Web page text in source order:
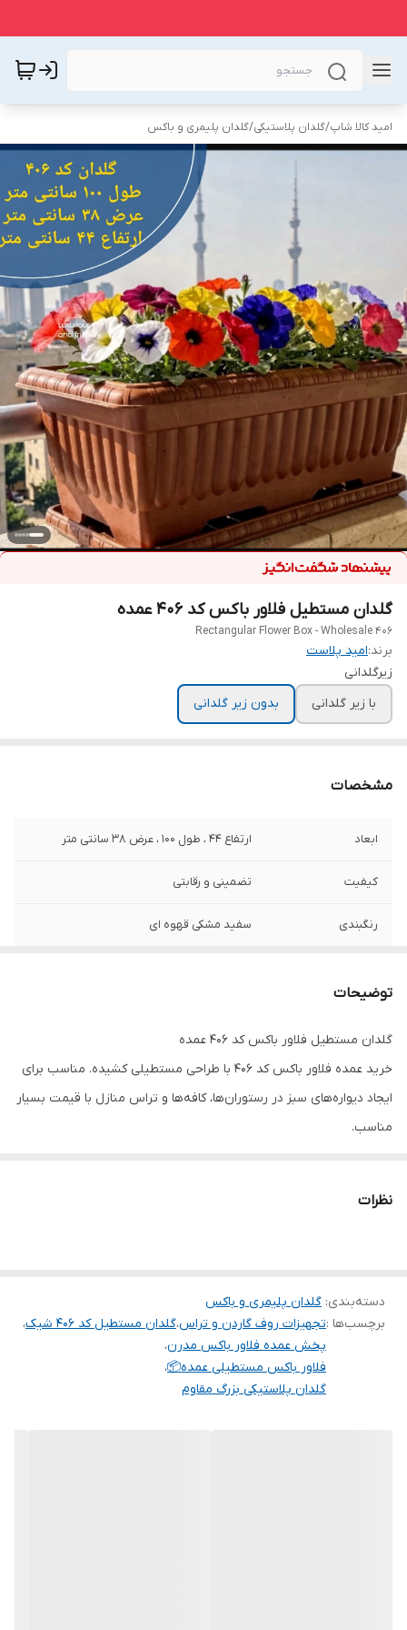
امید کالا شاپ/گلدان پلاستیکی/گلدان پلیمری و باکس
گلدان مستطیل فلاور باکس کد ۴۰۶ عمده
406 Rectangular Flower Box - Wholesale
برند:امید پلاست
زیرگلدانی
با زیر گلدانی
بدون زیر گلدانی
مشخصات
ابعاد ارتفاع ۴۴ ، طول ۱۰۰ ، عرض ۳۸ سانتی متر
کیفیت تضمینی و رقابتی
رنگبندی سفید مشکی قهوه ای
توضیحات
گلدان مستطیل فلاور باکس کد ۴۰۶ عمده
خرید عمده فلاور باکس کد ۴۰۶ با طراحی مستطیلی کشیده. مناسب برای
ایجاد دیواره‌های سبز در رستوران‌ها، کافه‌ها و تراس منازل با قیمت بسیار
مناسب.
مشاوره رایگانبا ما تماس بگیرید.
✨خرید هوشمندانه، سود بیشتر!✨
نظرات
دسته‌بندی: گلدان پلیمری و باکس
برچسب‌ها :تجهیزات روف گاردن و تراس،گلدان مستطیل کد ۴۰۶ شیک
،
پخش عمده فلاور باکس مدرن،
فلاور باکس مستطیلی عمده📦،
گلدان پلاستیکی بزرگ مقاوم